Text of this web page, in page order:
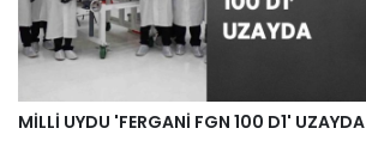
MİLLİ UYDU 'FERGANİ FGN 100 D1' UZAYDA